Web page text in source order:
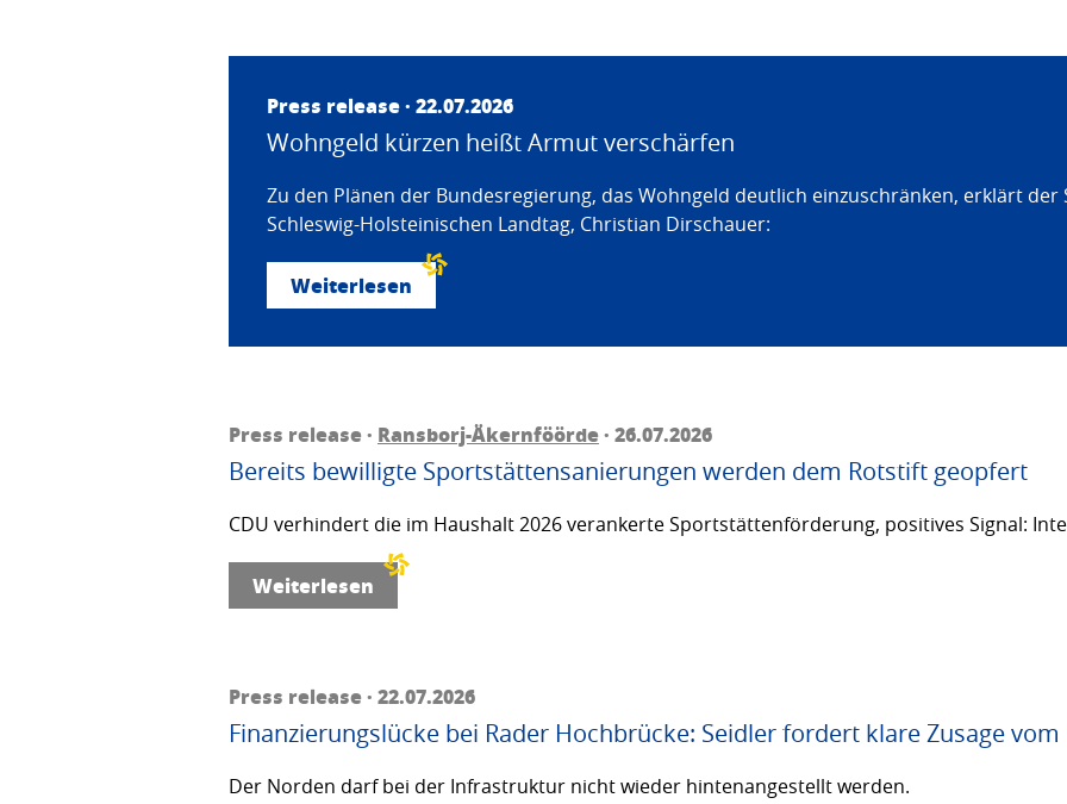
Press release · 22.07.2026
Wohngeld kürzen heißt Armut verschärfen
Zu den Plänen der Bundesregierung, das Wohngeld deutlich einzuschränken, erklärt der
Schleswig-Holsteinischen Landtag, Christian Dirschauer:
Weiterlesen
Press release · Ransborj-Äkernföörde· 26.07.2026
Bereits bewilligte Sportstättensanierungen werden dem Rotstift geopfert
CDU verhindert die im Haushalt 2026 verankerte Sportstättenförderung, positives Signal:
Weiterlesen
Press release · 22.07.2026
Finanzierungslücke bei Rader Hochbrücke: Seidler fordert klare Zusage vom
Der Norden darf bei der Infrastruktur nicht wieder hintenangestellt werden.